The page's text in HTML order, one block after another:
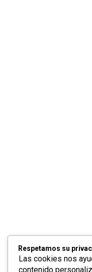
Respetamos su
Las cookies nos
contenido